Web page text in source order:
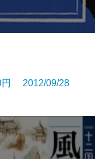
2012/09/28